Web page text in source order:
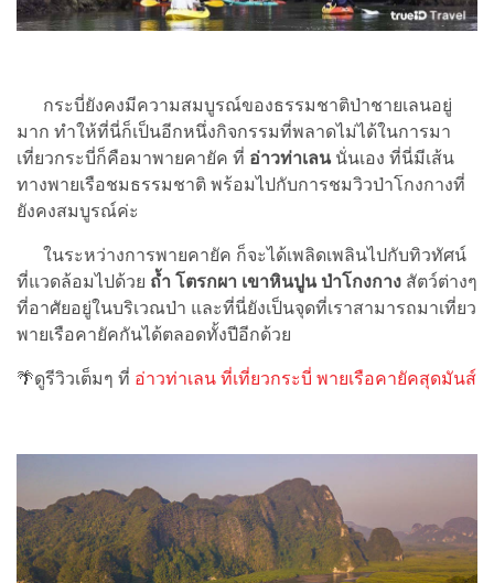
กระบี่ยังคงมีความสมบูรณ์ของธรรมชาติป่าชายเลนอยู่
มาก ทำให้ที่นี่ก็เป็นอีกหนึ่งกิจกรรมที่พลาดไม่ได้ในการมา
เที่ยวกระบี่ก็คือมาพายคายัค ที่ อ่าวท่าเลนนั่นเอง ที่นี่มีเส้น
ทางพายเรือชมธรรมชาติ พร้อมไปกับการชมวิวป่าโกงกางที่
ยังคงสมบูรณ์ค่ะ
ในระหว่างการพายคายัค ก็จะได้เพลิดเพลินไปกับทิวทัศน์
ที่แวดล้อมไปด้วย ถ้ำ โตรกผา เขาหินปูน ป่าโกงกาง สัตว์ต่างๆ
ที่อาศัยอยู่ในบริเวณป่า และที่นี่ยังเป็นจุดที่เราสามารถมาเที่ยว
พายเรือคายัคกันได้ตลอดทั้งปีอีกด้วย
🌴ดูรีวิวเต็มๆ ที่ อ่าวท่าเลน ที่เที่ยวกระบี่ พายเรือคายัคสุดมันส์